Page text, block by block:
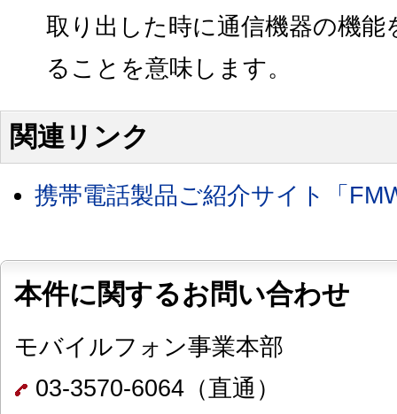
取り出した時に通信機器の機
ることを意味します。
関連リンク
携帯電話製品ご紹介サイト「
本件に関するお問い合わせ
モバイルフォン事業本部
03-3570-6064（直通）